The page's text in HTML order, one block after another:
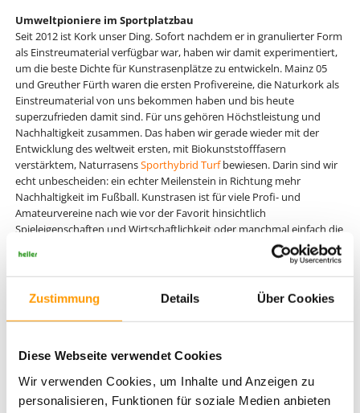
Zustimmung Details Über Cookies
Diese Webseite verwendet Cookies
Wir verwenden Cookies, um Inhalte und Anzeigen zu
personalisieren, Funktionen für soziale Medien anbieten
Umweltpioniere im Sportplatzbau
Seit 2012 ist Kork unser Ding. Sofort nachdem er in granulierter Form
als Einstreumaterial verfügbar war, haben wir damit experimentiert,
um die beste Dichte für Kunstrasenplätze zu entwickeln. Mainz 05
und Greuther Fürth waren die ersten Profivereine, die Naturkork als
Einstreumaterial von uns bekommen haben und bis heute
superzufrieden damit sind. Für uns gehören Höchstleistung und
Nachhaltigkeit zusammen. Das haben wir gerade wieder mit der
Entwicklung des weltweit ersten, mit Biokunststofffasern
verstärktem, NaturrasensSporthybrid Turfbewiesen. Darin sind wir
echt unbescheiden: ein echter Meilenstein in Richtung mehr
Nachhaltigkeit im Fußball. Kunstrasen ist für viele Profi- und
Amateurvereine nach wie vor der Favorit hinsichtlich
Spieleigenschaften und Wirtschaftlichkeit oder manchmal einfach die
einzige Option. In Sachen Umweltverträglichkeit schneidet
Kunstrasen allerdings eher schlecht ab. Der Abrieb der
Kunststofffasern bleibt am Fußballschuh in Form von Mikroplastik
hängen und wandert über die Waschmaschinen in die Kanalisation.
Zusätzlich spült Regen den Abrieb von Fasern und
Kunststoffgranulaten ins Grundwasser. Da Mikroplastik mittlerweile
verträglichere Platzarten nachdenken.
Kork ist ein Naturtalent
Gleich vorweg: Wegen unseres Korkgranulats werden keine